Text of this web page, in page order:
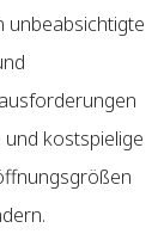
unbeabsichtigte
kostspielige